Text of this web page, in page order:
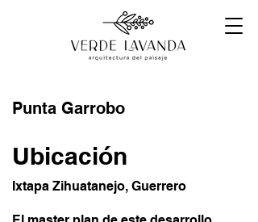
Punta Garrobo
Ubicación
Ixtapa Zihuatanejo, Guerrero